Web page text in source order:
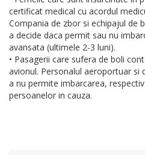
certificat medical cu acordul
Compania de zbor si echipajul de
a decide daca permit sau nu
avansata (ultimele 2-3 luni).
• Pasagerii care sufera de boli
avionul. Personalul aeroportuar si
a nu permite imbarcarea,
persoanelor in cauza.